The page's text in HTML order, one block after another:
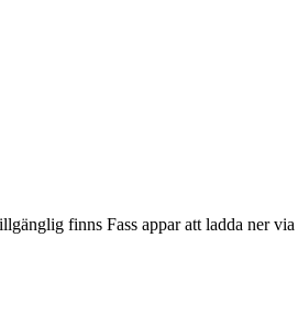
finns Fass appar att ladda ner